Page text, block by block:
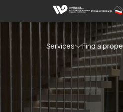
Services Find a